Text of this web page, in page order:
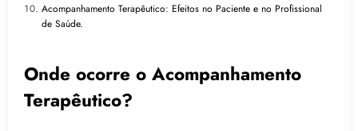
Acompanhamento Terapêutico: Efeitos no Paciente e no Profissional
de Saúde.
Onde ocorre o Acompanhamento
Terapêutico?